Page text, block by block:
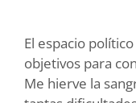
El espacio
objetivos para
Me hierve la